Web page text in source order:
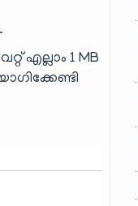
എല്ലാം 1 MB